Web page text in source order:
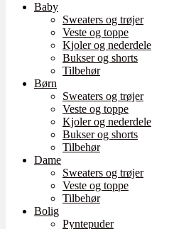
Baby
Sweaters og trøjer
Veste og toppe
Kjoler og nederdele
Bukser og shorts
Tilbehør
Børn
Sweaters og trøjer
Veste og toppe
Kjoler og nederdele
Bukser og shorts
Tilbehør
Dame
Sweaters og trøjer
Veste og toppe
Tilbehør
Bolig
Pyntepuder